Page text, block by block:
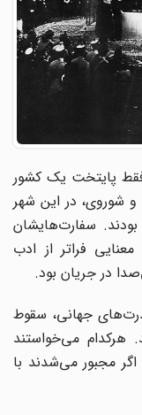
پایتخت یک کشور
و شوروی، در این شهر
سفارت‌هایشان
فراتر از ادب
در جریان بود.
جهانی، سقوط
می‌خواستند
مجبور می‌شدند با